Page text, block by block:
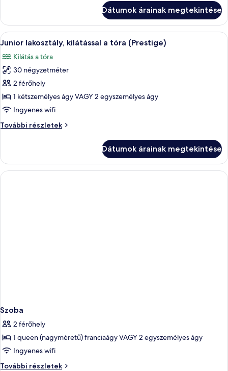
Dátumok árainak megtekintése
A
következő
szoba
összes
képének
megtekintése:
Junior
kilátással
(Prestige)
Egy hálószoba, amelyben egy nagy
6
Junior lakosztály, kilátással a tóra (Prestige)
Kilátás a tóra
30 négyzetméter
2 férőhely
1 kétszemélyes ágy VAGY 2 egyszemélyes ágy
Ingyenes wifi
További részletek
Junior
tóra
(Prestige)
további
Dátumok árainak megtekintése
Szoba
2 férőhely
1 queen (nagyméretű) franciaágy VAGY 2 egyszemélyes ágy
Ingyenes wifi
További részletek
Szoba